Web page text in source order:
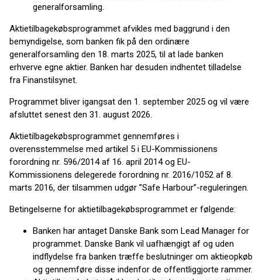
generalforsamling.
Aktietilbagekøbsprogrammet afvikles med baggrund i den
bemyndigelse, som banken fik på den ordinære
generalforsamling den 18. marts 2025, til at lade banken
erhverve egne aktier. Banken har desuden indhentet tilladelse
fra Finanstilsynet.
Programmet bliver igangsat den 1. september 2025 og vil være
afsluttet senest den 31. august 2026.
Aktietilbagekøbsprogrammet gennemføres i
overensstemmelse med artikel 5 i EU-Kommissionens
forordning nr. 596/2014 af 16. april 2014 og EU-
Kommissionens delegerede forordning nr. 2016/1052 af 8.
marts 2016, der tilsammen udgør ”Safe Harbour”-reguleringen.
Betingelserne for aktietilbagekøbsprogrammet er følgende:
Banken har antaget Danske Bank som Lead Manager for
programmet. Danske Bank vil uafhængigt af og uden
indflydelse fra banken træffe beslutninger om aktieopkøb
og gennemføre disse indenfor de offentliggjorte rammer.